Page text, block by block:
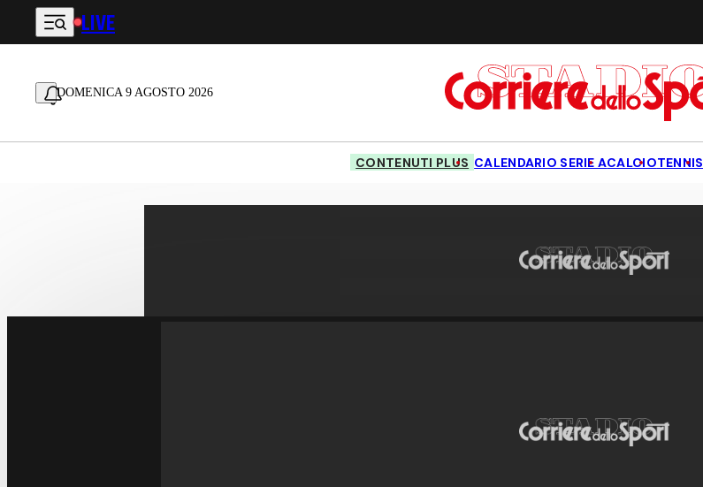
Vai al contenuto principale
LIVE
DOMENICA 9 AGOSTO 2026
CONTENUTI PLUS CALENDARIO SERIE ACALCIOTENNIS